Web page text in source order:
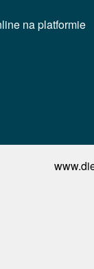
na platformie